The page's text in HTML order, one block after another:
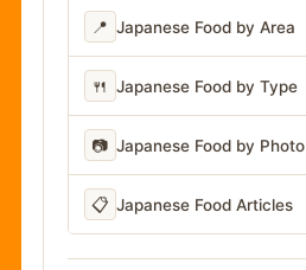
📍 Japanese Food by Area
🍴 Japanese Food by Type
📷 Japanese Food by Photo
📋 Japanese Food Articles